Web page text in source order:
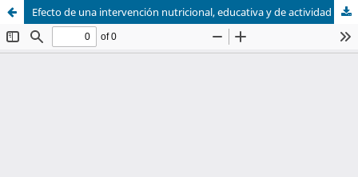
Efecto de una intervención nutricional, educativa y de actividad física con soporte en plataformas digitales sobre la salud y calidad de vida en un grupo de personas con VIH